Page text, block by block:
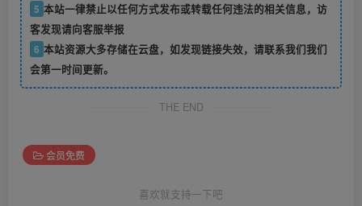
5 本站一律禁止以任何方式发布或转载任何违法的相关信息，访
客发现请向客服举报
6 本站资源大多存储在云盘，如发现链接失效，请联系我们我们
会第一时间更新。
THE END
会员免费
喜欢就支持一下吧